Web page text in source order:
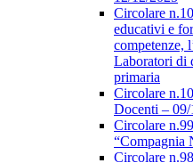
Circolare
educativi e
competenze,
Laboratori di
primaria
Circolare
Docenti –
Circolare
“Compagnia
Circolare